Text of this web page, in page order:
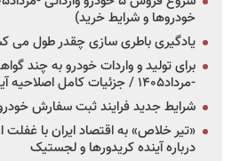
خودروها و شرایط خرید)
یادگیری باطری سازی چقدر طول می
برای تولید و واردات خودرو به چند
-مرداد۱۴۰۵ / جزئیات کامل اصلاحیه آیین‌نامه اجرایی ماده ۱۰
شرایط جدید فرایند ثبت سفارش
«تیر خلاص» به اقتصاد ایران با
درباره آینده کریدورها و لجستیک